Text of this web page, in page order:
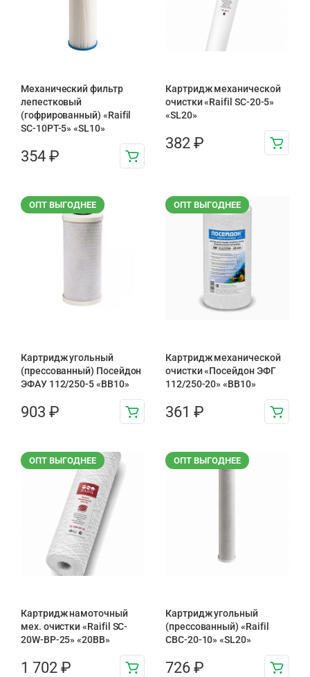
Механический фильтр
лепестковый
(гофрированный) «Raifil
SC-10PT-5» «SL10»
354 ₽
Картридж механической
очистки «Raifil SC-20-5»
«SL20»
382 ₽
ОПТ ВЫГОДНЕЕ
Картридж угольный
(прессованный) Посейдон
ЭФАУ 112/250-5 «BB10»
903 ₽
ОПТ ВЫГОДНЕЕ
Картридж механической
очистки «Посейдон ЭФГ
112/250-20» «ВВ10»
361 ₽
ОПТ ВЫГОДНЕЕ
Картридж намоточный
мех. очистки «Raifil SC-
20W-BP-25» «20BB»
1 702 ₽
ОПТ ВЫГОДНЕЕ
Картридж угольный
(прессованный) «Raifil
CBC-20-10» «SL20»
726 ₽